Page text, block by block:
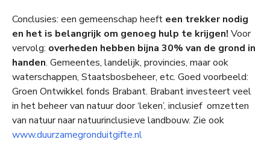
Conclusies: een gemeenschap heeft een trekker nodig
en het is belangrijk om genoeg hulp te krijgen! Voor
vervolg: overheden hebben bijna 30% van de grond in
handen. Gemeentes, landelijk, provincies, maar ook
waterschappen, Staatsbosbeheer, etc. Goed voorbeeld:
Groen Ontwikkel fonds Brabant. Brabant investeert veel
in het beheer van natuur door ‘leken’, inclusief omzetten
van natuur naar natuurinclusieve landbouw. Zie ook
www.duurzamegronduitgifte.nl